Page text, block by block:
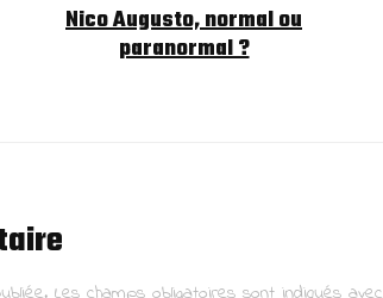
Nico Augusto, normal ou
paranormal ?